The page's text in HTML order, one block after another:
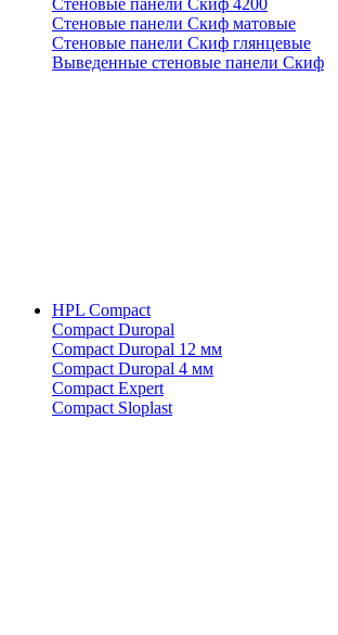
Стеновые панели Скиф 4200
Стеновые панели Скиф матовые
Стеновые панели Скиф глянцевые
Выведенные стеновые панели Скиф
HPL Compact
Compact Duropal
Compact Duropal 12 мм
Compact Duropal 4 мм
Compact Expert
Compact Sloplast